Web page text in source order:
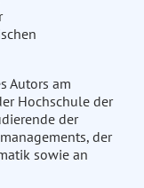
Autors am
Hochschule der
der
der
sowie an